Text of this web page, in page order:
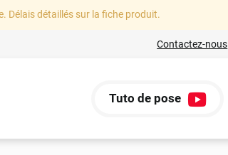
Délais détaillés sur la fiche produit.
Contactez-nous
Tuto de pose